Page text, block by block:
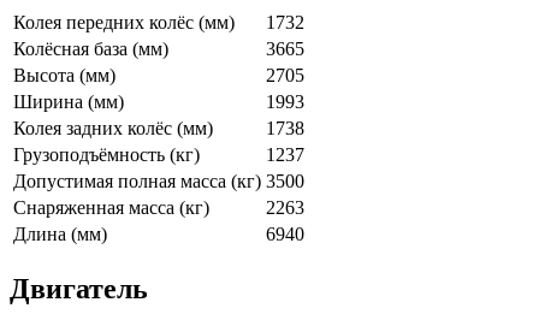
Колея передних колёс (мм)
1732
Колёсная база (мм)
3665
Высота (мм)
2705
Ширина (мм)
1993
Колея задних колёс (мм)
1738
Грузоподъёмность (кг)
1237
Допустимая полная масса (кг) 3500
Снаряженная масса (кг)
2263
Длина (мм)
6940
Двигатель